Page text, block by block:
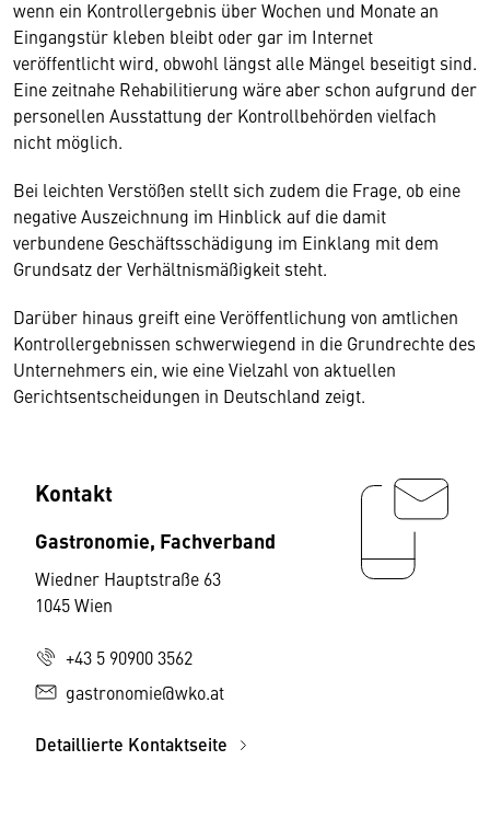
wenn ein Kontrollergebnis über Wochen und Monate an
Eingangstür kleben bleibt oder gar im Internet
veröffentlicht wird, obwohl längst alle Mängel beseitigt sind.
Eine zeitnahe Rehabilitierung wäre aber schon aufgrund der
personellen Ausstattung der Kontrollbehörden vielfach
nicht möglich.
Bei leichten Verstößen stellt sich zudem die Frage, ob eine
negative Auszeichnung im Hinblick auf die damit
verbundene Geschäftsschädigung im Einklang mit dem
Grundsatz der Verhältnismäßigkeit steht.
Darüber hinaus greift eine Veröffentlichung von amtlichen
Kontrollergebnissen schwerwiegend in die Grundrechte des
Unternehmers ein, wie eine Vielzahl von aktuellen
Gerichtsentscheidungen in Deutschland zeigt.
Kontakt
Gastronomie, Fachverband
Wiedner Hauptstraße 63
1045 Wien
+43 5 90900 3562
gastronomie@wko.at
Detaillierte Kontaktseite